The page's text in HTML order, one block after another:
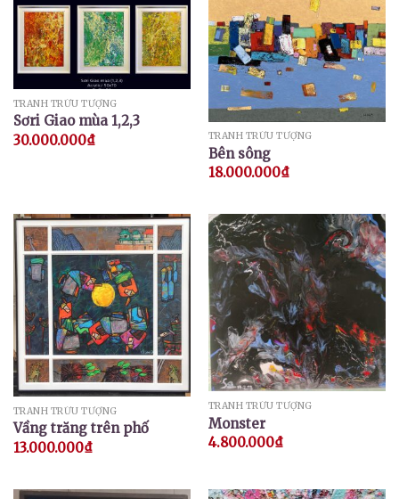
TRANH TRỪU TƯỢNG
Sơri Giao mùa 1,2,3
30.000.000₫ TRANH TRỪU TƯỢNG
Bên sông
18.000.000₫
TRANH TRỪU TƯỢNG
Vầng trăng trên phố
13.000.000₫
TRANH TRỪU TƯỢNG
Monster
4.800.000₫